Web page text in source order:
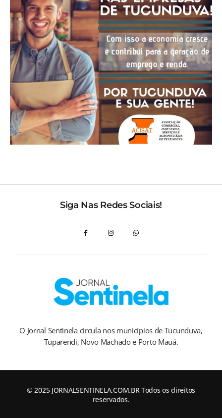
Siga Nas Redes Sociais!
O Jornal Sentinela circula nos municípios de Tucunduva,
Tuparendi, Novo Machado e Porto Mauá.
© 2025 JORNALSENTINELA.COM.BR Todos os direitos
reservados.